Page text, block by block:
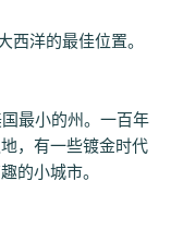
洋的最佳位置。
最小的州。一百年
，有一些镀金时代
的小城市。